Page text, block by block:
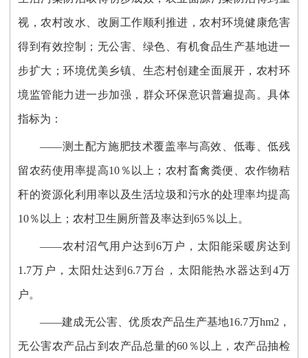
视，农村改水、改厕工作顺利推进，农村环境健康危害
得到有效控制；无公害、绿色、有机食品生产基地进一
步扩大；环境优美乡镇、生态村创建全面展开，农村环
境监管能力进一步加强，群众环保意识普遍提高。具体
指标为：
——测土配方施肥技术覆盖率与高效、低毒、低残
留农药使用率提高10％以上；农村畜禽粪便、农作物秸
秆的资源化利用率以及生活垃圾和污水的处理率均提高
10％以上；农村卫生厕所普及率达到65％以上。
——农村沼气用户达到6万户，太阳能采暖房达到
1.7万户，太阳灶达到6.7万台，太阳能热水器达到4万
户。
——建成无公害、优质农产品生产基地16.7万hm2，
无公害农产品占到农产品总量的60％以上，农产品抽检